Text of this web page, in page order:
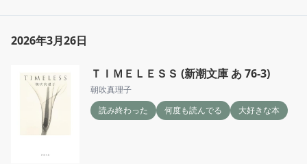
2026年3月26日
ＴＩＭＥＬＥＳＳ (新潮文庫 あ 76-3)
朝吹真理子
読み終わった
何度も読んでる 大好きな本